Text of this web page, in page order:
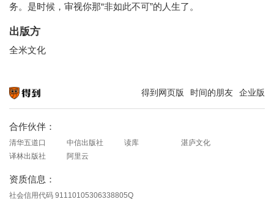
务。是时候，审视你那“非如此不可”的人生了。
出版方
全米文化
得到网页版 时间的朋友 企业版
合作伙伴：
清华五道口 中信出版社 读库
湛庐文化
译林出版社
阿里云
资质信息：
社会信用代码 91110105306338805Q